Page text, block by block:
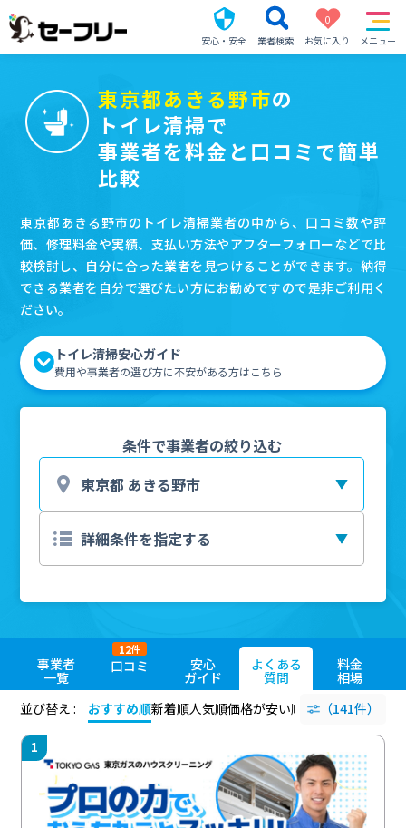
安心・安全 業者検索
0
お気に入り
メニュー
東京都あきる野市の
トイレ清掃で
事業者を料金と口コミで簡単
比較
東京都あきる野市のトイレ清掃業者の中から、口コミ数や評
価、修理料金や実績、支払い方法やアフターフォローなどで比
較検討し、自分に合った業者を見つけることができます。納得
できる業者を自分で選びたい方にお勧めですので是非ご利用く
ださい。
トイレ清掃安心ガイド
費用や事業者の選び方に不安がある方はこちら
条件で事業者の絞り込む
事業者
一覧
口コミ
12件
安心
ガイド
よくある
質問
料金
相場
並び替え :
おすすめ順新着順人気順価格が安い順 評価が高い順
（141件）
1